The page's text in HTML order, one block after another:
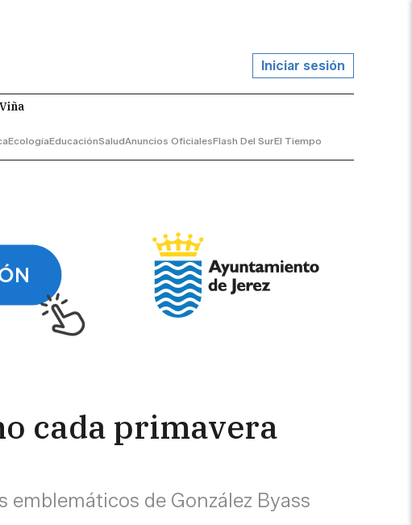
Iniciar sesión
EcologíaEducaciónSaludAnuncios OficialesFlash Del SurEl Tiempo
cada primavera
emblemáticos de González Byass